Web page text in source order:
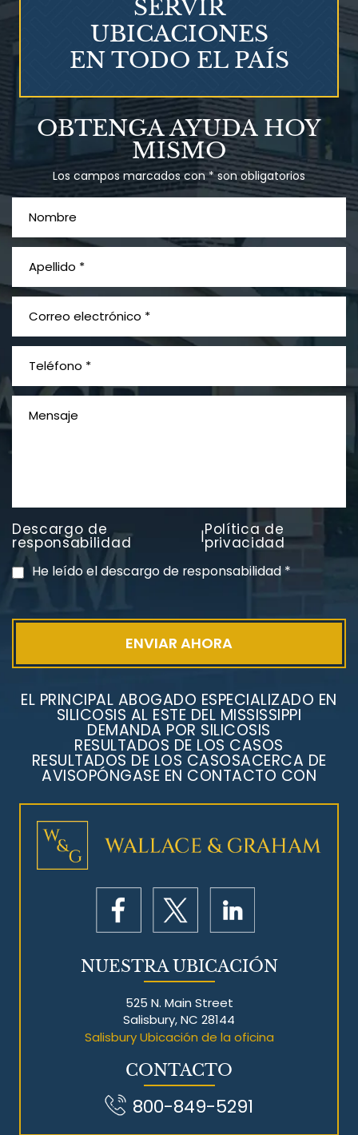
OBTENGA AYUDA HOY
MISMO
Los campos marcados con * son obligatorios
Descargo de
responsabilidad |Política de
privacidad
He leído el descargo de responsabilidad *
SERVIR
UBICACIONES
EN TODO EL PAÍS
EL PRINCIPAL ABOGADO ESPECIALIZADO EN
SILICOSIS AL ESTE DEL MISSISSIPPI
DEMANDA POR SILICOSIS
RESULTADOS DE LOS CASOS
RESULTADOS DE LOS CASOSACERCA DE
AVISOPÓNGASE EN CONTACTO CON
NUESTRA UBICACIÓN
525 N. Main Street
Salisbury, NC 28144
Salisbury Ubicación de la oficina
CONTACTO
800-849-5291